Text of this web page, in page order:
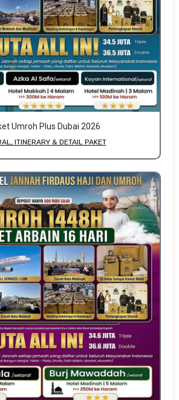
Umroh Plus Dubai 2026
ITINERARY & DETAIL PAKET